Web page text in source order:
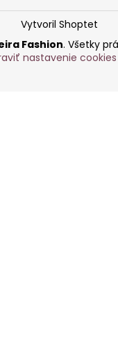
Vytvoril Shoptet
Fashion. Všetky
nastavenie cookies